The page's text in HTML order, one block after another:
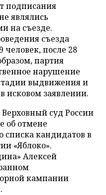
подписания
являлись
на съезде.
съезда
после 28
партия
нарушение
выдвижения и
исковом заявлении.
суд России
об отмене
списка кандидатов в
«Яблоко».
Алексей
кампании